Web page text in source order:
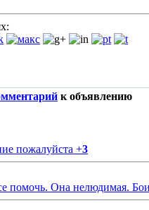
к объявлению
пожалуйста +3
помочь. Она нелюдимая.